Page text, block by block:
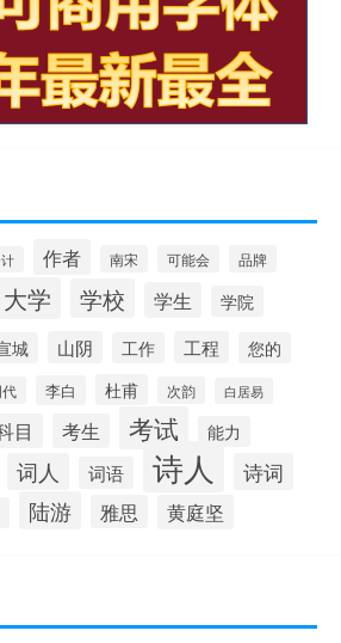
作者 南宋 可能会 品牌
大学 学校 学生 学院
城 山阴 工作 工程 您的
李白 杜甫 次韵 白居易
目 考生 考试 能力
词人 词语 诗人 诗词
陆游 雅思 黄庭坚